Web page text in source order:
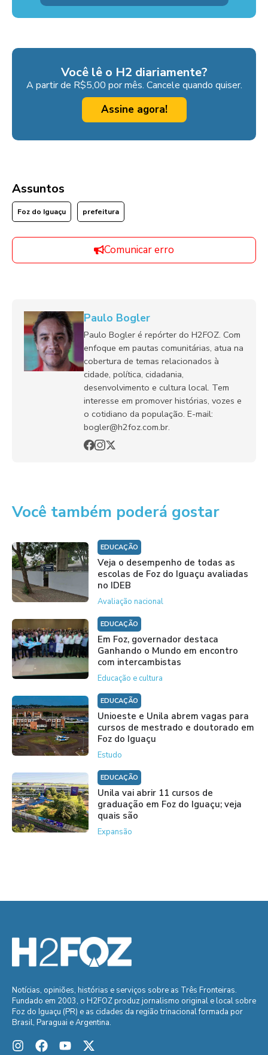
Você lê o H2 diariamente?
A partir de R$5,00 por mês. Cancele quando quiser.
Assine agora!
Assuntos
Foz do Iguaçu prefeitura
Comunicar erro
Paulo Bogler
Paulo Bogler é repórter do H2FOZ. Com
enfoque em pautas comunitárias, atua na
cobertura de temas relacionados à
cidade, política, cidadania,
desenvolvimento e cultura local. Tem
interesse em promover histórias, vozes e
o cotidiano da população. E-mail:
bogler@h2foz.com.br.
Você também poderá gostar
EDUCAÇÃO
Veja o desempenho de todas as
escolas de Foz do Iguaçu avaliadas
no IDEB
Avaliação nacional
EDUCAÇÃO
Em Foz, governador destaca
Ganhando o Mundo em encontro
com intercambistas
Educação e cultura
EDUCAÇÃO
Unioeste e Unila abrem vagas para
cursos de mestrado e doutorado em
Foz do Iguaçu
Estudo
EDUCAÇÃO
Unila vai abrir 11 cursos de
graduação em Foz do Iguaçu; veja
quais são
Expansão
Notícias, opiniões, histórias e serviços sobre as Três Fronteiras.
Fundado em 2003, o H2FOZ produz jornalismo original e local sobre
Foz do Iguaçu (PR) e as cidades da região trinacional formada por
Brasil, Paraguai e Argentina.